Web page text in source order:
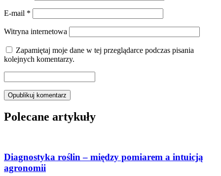
E-mail *
Witryna internetowa
Zapamiętaj moje dane w tej przeglądarce podczas pisania
kolejnych komentarzy.
Polecane artykuły
Diagnostyka roślin – między pomiarem a intuicją
agronomii